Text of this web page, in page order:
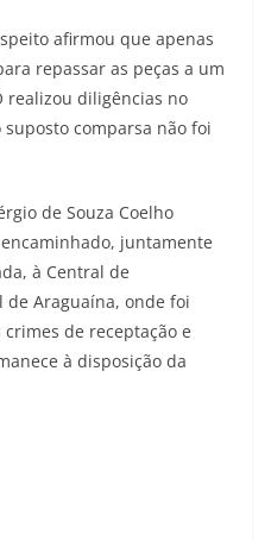
afirmou que apenas
repassar as peças a um
realizou diligências no
comparsa não foi
de Souza Coelho
juntamente
à Central de
de Araguaína, onde foi
de receptação e
à disposição da